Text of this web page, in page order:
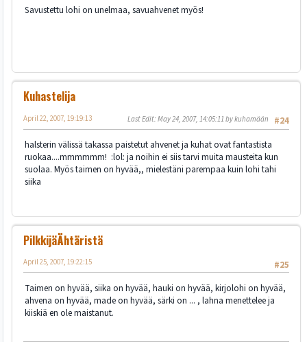
Savustettu lohi on unelmaa, savuahvenet myös!
Kuhastelija
#24
April 22, 2007, 19:19:13 Last Edit: May 24, 2007, 14:05:11 by kuhamään
halsterin välissä takassa paistetut ahvenet ja kuhat ovat fantastista
ruokaa....mmmmmm! :lol: ja noihin ei siis tarvi muita mausteita kun
suolaa. Myös taimen on hyvää,, mielestäni parempaa kuin lohi tahi
siika
PilkkijäÄhtäristä
#25
April 25, 2007, 19:22:15
Taimen on hyvää, siika on hyvää, hauki on hyvää, kirjolohi on hyvää,
ahvena on hyvää, made on hyvää, särki on ... , lahna menettelee ja
kiiskiä en ole maistanut.